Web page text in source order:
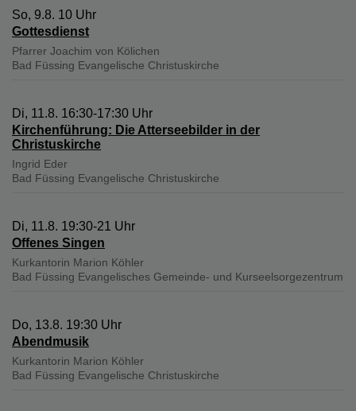
So, 9.8. 10 Uhr
Gottesdienst
Pfarrer Joachim von Kölichen
Bad Füssing Evangelische Christuskirche
Di, 11.8. 16:30-17:30 Uhr
Kirchenführung: Die Atterseebilder in der
Christuskirche
Ingrid Eder
Bad Füssing Evangelische Christuskirche
Di, 11.8. 19:30-21 Uhr
Offenes Singen
Kurkantorin Marion Köhler
Bad Füssing Evangelisches Gemeinde- und Kurseelsorgezentrum
Do, 13.8. 19:30 Uhr
Abendmusik
Kurkantorin Marion Köhler
Bad Füssing Evangelische Christuskirche